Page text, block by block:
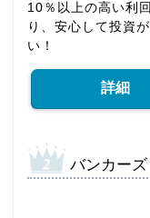
10％以上の高い利
り、安心して投資
い！
詳細
バンカーズ